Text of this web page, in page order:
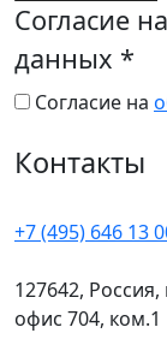
Согласие
данных *
Согласие на
Контакты
+7 (495) 646 13
127642,
офис 704, ком.1